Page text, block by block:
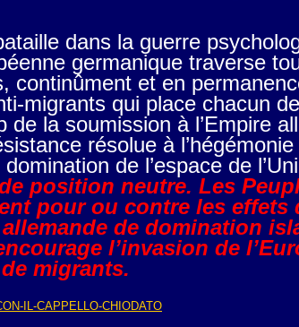
dans la guerre
germanique traverse
continûment et en
migrants qui place chacun
de la soumission à l’Empire
résolue à
de l’espace de
position neutre. Les
pour ou contre les effets
de domination
l’invasion de
migrants.